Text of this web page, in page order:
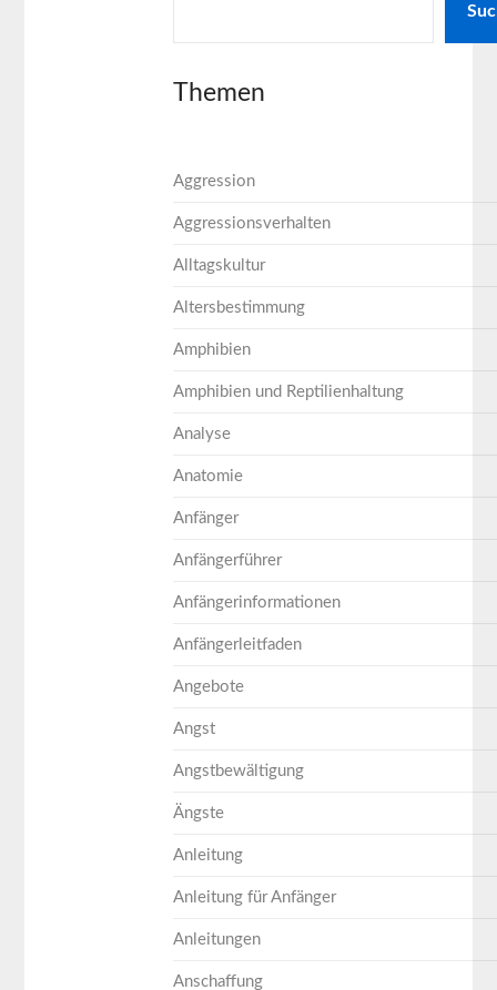
Themen
Aggression
Aggressionsverhalten
Alltagskultur
Altersbestimmung
Amphibien
Amphibien und Reptilienhaltung
Analyse
Anatomie
Anfänger
Anfängerführer
Anfängerinformationen
Anfängerleitfaden
Angebote
Angst
Angstbewältigung
Ängste
Anleitung
Anleitung für Anfänger
Anleitungen
Anschaffung